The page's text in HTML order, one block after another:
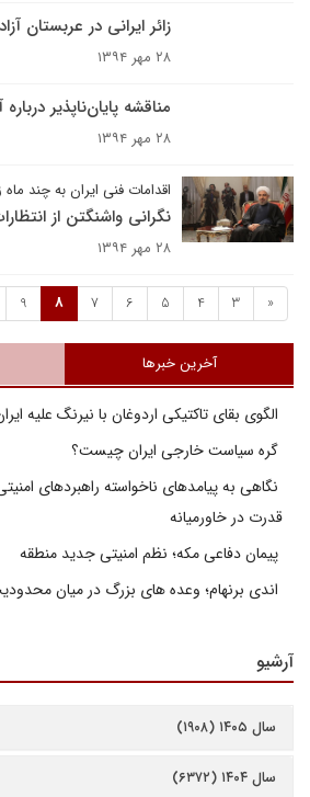
زائر ایرانی در عربستان
۲۸ مهر ۱۳۹۴
مناقشه پایان‌ناپذیر
۲۸ مهر ۱۳۹۴
اقدامات فنی ایران به چند ماه
نگرانی واشنگتن از
۲۸ مهر ۱۳۹۴
«
3
4
5
6
7
8
9
آخرین خبرها
الگوی بقای تاکتیکی اردوغان با نیرنگ علیه
گره سیاست خارجی ایران چیست؟
نگاهی به پیامدهای ناخواسته راهبردهای
قدرت در خاورمیانه
پیمان دفاعی مکه؛ نظم امنیتی جدید منطقه
اندی برنهام؛ وعده های بزرگ در میان
آرشیو
سال ۱۴۰۵ (۱۹۰۸)
سال ۱۴۰۴ (۶۳۷۲)